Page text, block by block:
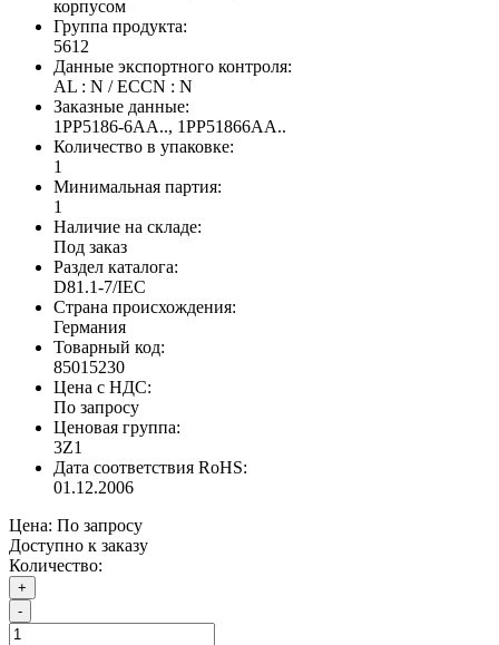
корпусом
Группа продукта:
5612
Данные экспортного контроля:
AL : N / ECCN : N
Заказные данные:
1PP5186-6AA.., 1PP51866AA..
Количество в упаковке:
1
Минимальная партия:
1
Наличие на складе:
Под заказ
Раздел каталога:
D81.1-7/IEC
Страна происхождения:
Германия
Товарный код:
85015230
Цена с НДС:
По запросу
Ценовая группа:
3Z1
Дата соответствия RoHS:
01.12.2006
Цена: По запросу
Доступно к заказу
Количество:
+
-